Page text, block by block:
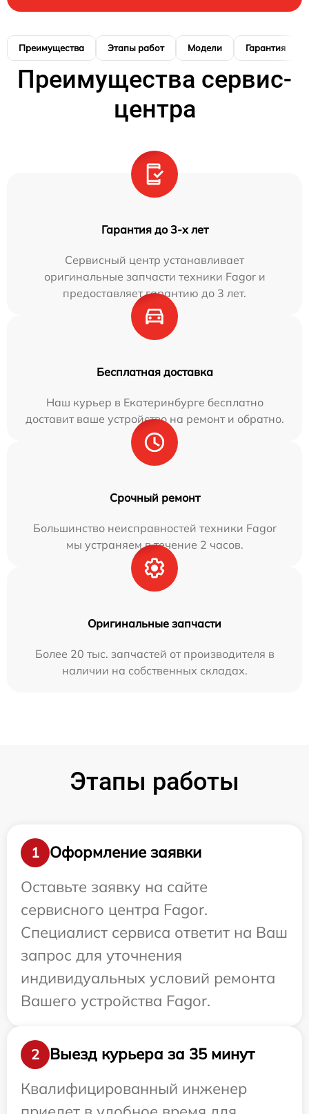
Преимущества Этапы работ Модели Гарантия
Преимущества сервис-
центра
Гарантия до 3-х лет
Сервисный центр устанавливает
оригинальные запчасти техники Fagor и
предоставляет гарантию до 3 лет.
Бесплатная доставка
Наш курьер в Екатеринбурге бесплатно
доставит ваше устройство на ремонт и обратно.
Срочный ремонт
Большинство неисправностей техники Fagor
мы устраняем в течение 2 часов.
Оригинальные запчасти
Более 20 тыс. запчастей от производителя в
наличии на собственных складах.
Этапы работы
1
Оформление заявки
Оставьте заявку на сайте
сервисного центра Fagor.
Специалист сервиса ответит на Ваш
запрос для уточнения
индивидуальных условий ремонта
Вашего устройства Fagor.
2
Выезд курьера за 35 минут
Квалифицированный инженер